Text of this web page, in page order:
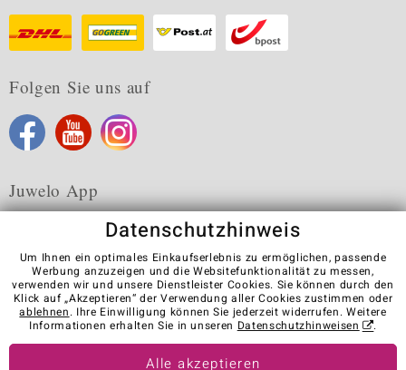
Folgen Sie uns auf
Juwelo App
Karriere AGB Datenschutz Cookies
Impressum
Kontakt
Vertrag widerrufen
Visit our stores in other countries:
Datenschutzhinweis
Um Ihnen ein optimales Einkaufserlebnis zu ermöglichen, passende
Werbung anzuzeigen und die Websitefunktionalität zu messen,
verwenden wir und unsere Dienstleister Cookies. Sie können durch den
Klick auf „Akzeptieren“ der Verwendung aller Cookies zustimmen oder
ablehnen. Ihre Einwilligung können Sie jederzeit widerrufen. Weitere
Informationen erhalten Sie in unseren Datenschutzhinweisen .
Alle akzeptieren